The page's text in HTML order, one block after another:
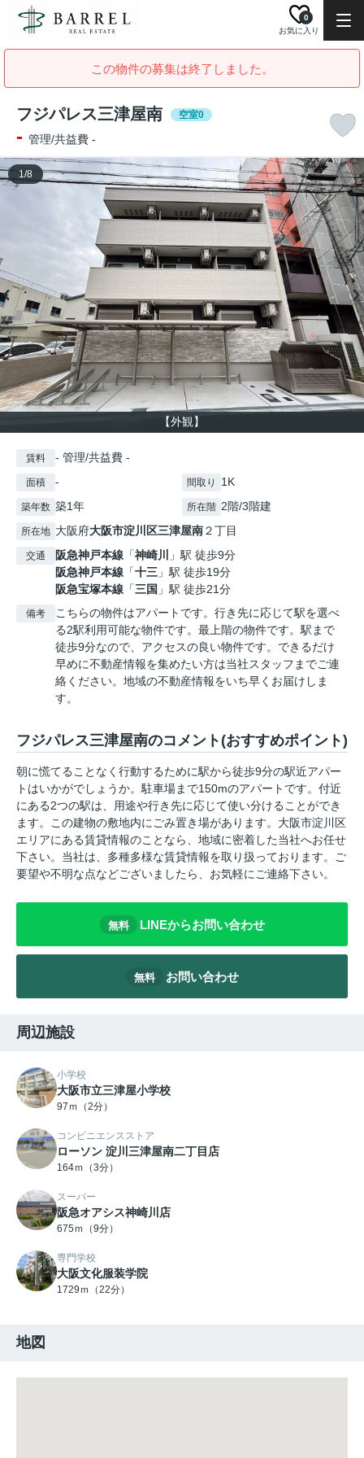
お気に入り
0
この物件の募集は終了しました。
フジパレス三津屋南 空室0
- 管理/共益費 -
【外観】
1/8
賃料 - 管理/共益費 -
面積 - 間取り 1K
築年数 築1年 所在階 2階/3階建
所在地 大阪府大阪市淀川区三津屋南２丁目
交通 阪急神戸本線 「神崎川
」駅 徒歩9分
阪急神戸本線 「十三 」駅 徒歩19分
阪急宝塚本線 「三国 」駅 徒歩21分
備考
こちらの物件はアパートです。行き先に応じて駅を選べ
る2駅利用可能な物件です。最上階の物件です。駅まで
徒歩9分なので、アクセスの良い物件です。できるだけ
早めに不動産情報を集めたい方は当社スタッフまでご連
絡ください。地域の不動産情報をいち早くお届けしま
す。
フジパレス三津屋南のコメント(おすすめポイント)
朝に慌てることなく行動するために駅から徒歩9分の駅近アパー
トはいかがでしょうか。駐車場まで150mのアパートです。付近
にある2つの駅は、用途や行き先に応じて使い分けることができ
ます。この建物の敷地内にごみ置き場があります。大阪市淀川区
エリアにある賃貸情報のことなら、地域に密着した当社へお任せ
下さい。当社は、多種多様な賃貸情報を取り扱っております。ご
要望や不明な点などございましたら、お気軽にご連絡下さい。
無料 LINEからお問い合わせ
無料 お問い合わせ
周辺施設
小学校
大阪市立三津屋小学校
97ｍ（2分）
コンビニエンスストア
ローソン 淀川三津屋南二丁目店
164ｍ（3分）
スーパー
阪急オアシス神崎川店
675ｍ（9分）
専門学校
大阪文化服装学院
1729ｍ（22分）
地図